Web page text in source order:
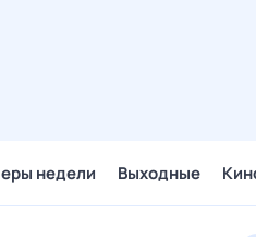
недели Выходные